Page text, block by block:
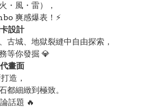
・風・雷），
爽感爆表！⚡
設計
古城、地獄裂縫中自由探索，
等你發掘 💎
畫面
造，
都細緻到極致。
話題 🔥